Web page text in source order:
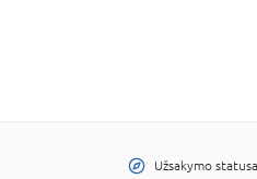
Užsakymo